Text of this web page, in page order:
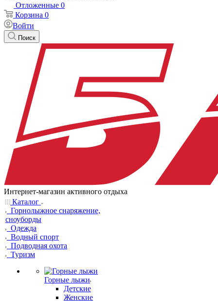
Отложенные 0
Корзина 0
Войти
Поиск
Интернет-магазин активного отдыха
Каталог
Горнолыжное снаряжение,
сноуборды
Одежда
Водный спорт
Подводная охота
Туризм
Горные лыжи
Детские
Женские